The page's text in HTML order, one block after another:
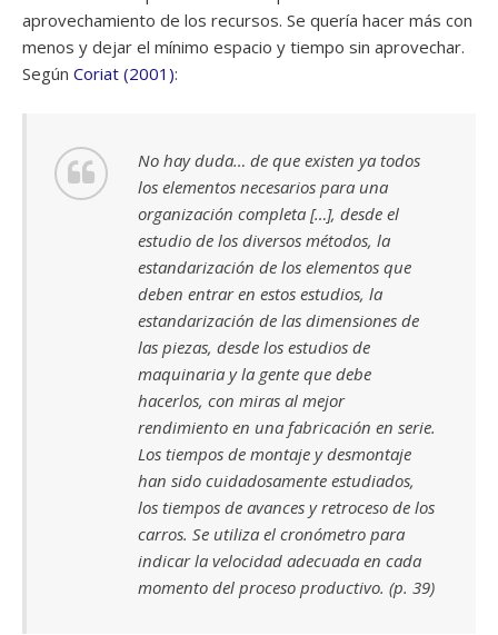
aprovechamiento de los recursos. Se quería hacer más con
menos y dejar el mínimo espacio y tiempo sin aprovechar.
Según Coriat (2001):
No hay duda… de que existen ya todos
los elementos necesarios para una
organización completa […], desde el
estudio de los diversos métodos, la
estandarización de los elementos que
deben entrar en estos estudios, la
estandarización de las dimensiones de
las piezas, desde los estudios de
maquinaria y la gente que debe
hacerlos, con miras al mejor
rendimiento en una fabricación en serie.
Los tiempos de montaje y desmontaje
han sido cuidadosamente estudiados,
los tiempos de avances y retroceso de los
carros. Se utiliza el cronómetro para
indicar la velocidad adecuada en cada
momento del proceso productivo. (p. 39)